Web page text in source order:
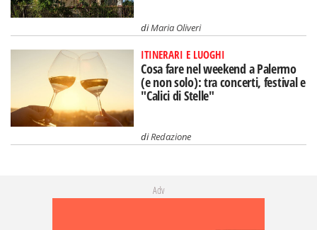
diMaria Oliveri
ITINERARI E LUOGHI
Cosa fare nel weekend a Palermo
(e non solo): tra concerti, festival e
"Calici di Stelle"
diRedazione
Adv